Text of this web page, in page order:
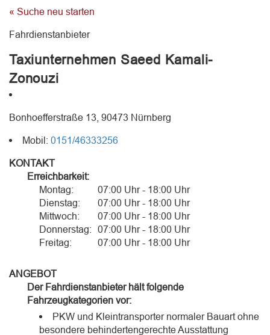
« Suche neu starten
Fahrdienstanbieter
Taxiunternehmen Saeed Kamali-
Zonouzi
Bonhoefferstraße 13, 90473 Nürnberg
Mobil: 0151/46333256
KONTAKT
Erreichbarkeit:
Montag:
07:00 Uhr - 18:00 Uhr
Dienstag:
07:00 Uhr - 18:00 Uhr
Mittwoch:
07:00 Uhr - 18:00 Uhr
Donnerstag:
07:00 Uhr - 18:00 Uhr
Freitag:
07:00 Uhr - 18:00 Uhr
ANGEBOT
Der Fahrdienstanbieter hält folgende
Fahrzeugkategorien vor:
PKW und Kleintransporter normaler Bauart ohne
besondere behindertengerechte Ausstattung